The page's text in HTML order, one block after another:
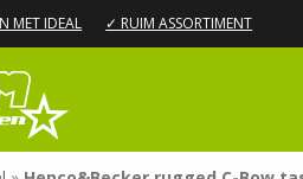
MET IDEAL ✓ RUIM ASSORTIMENT